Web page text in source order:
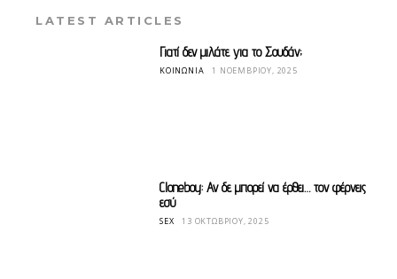
LATEST ARTICLES
Γιατί δεν μιλάτε για το Σουδάν;
ΚΟΙΝΩΝΊΑ 1 ΝΟΕΜΒΡΊΟΥ, 2025
Cloneboy: Αν δε μπορεί να έρθει… τον φέρνεις
εσύ
SEX 13 ΟΚΤΩΒΡΊΟΥ, 2025